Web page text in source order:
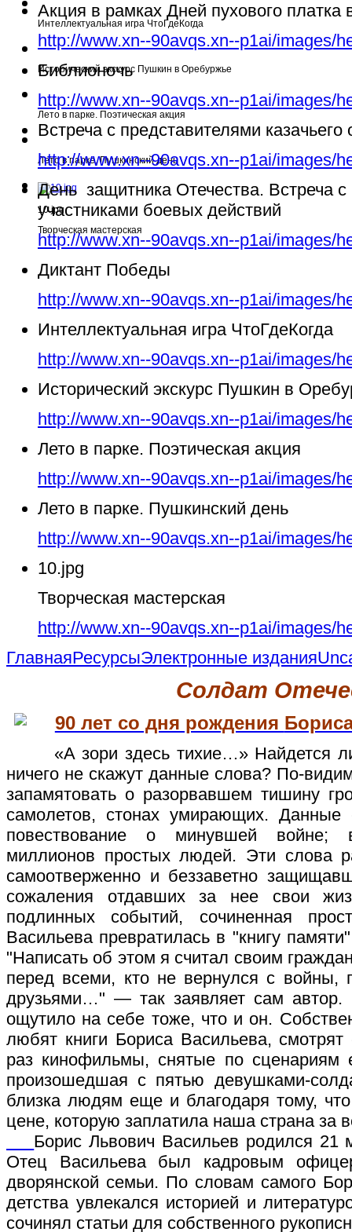
Интеллектуальная игра ЧтоГдеКогда
Исторический экскурс Пушкин в Оребуржье
Лето в парке. Поэтическая акция
Лето в парке. Пушкинский день
10.jpg
Творческая мастерская
Акция в рамках Дней пухового платка
http://www.xn--90avqs.xn--p1ai/images/
Библионочь
http://www.xn--90avqs.xn--p1ai/images/
Встреча с представителями
http://www.xn--90avqs.xn--p1ai/images/
День защитника Отечества. Встреча
участниками боевых действий
http://www.xn--90avqs.xn--p1ai/images/
Диктант Победы
http://www.xn--90avqs.xn--p1ai/images/
Интеллектуальная игра ЧтоГдеКогда
http://www.xn--90avqs.xn--p1ai/images/
Исторический экскурс Пушкин в
http://www.xn--90avqs.xn--p1ai/images/
Лето в парке. Поэтическая акция
http://www.xn--90avqs.xn--p1ai/images/
Лето в парке. Пушкинский день
http://www.xn--90avqs.xn--p1ai/images/
10.jpg
Творческая мастерская
http://www.xn--90avqs.xn--p1ai/images/
ГлавнаяРесурсыЭлектронные издания
Солдат
90 лет со дня рождения
«А зори здесь тихие…» Найдется ли
ничего не скажут данные слова? По-
запамятовать о разорвавшем тишину
самолетов, стонах умирающих.
повествование о минувшей войне;
миллионов простых людей. Эти слова
самоотверженно и беззаветно
сожаления отдавших за нее свои
подлинных событий, сочиненная
Васильева превратилась в "книгу
"Написать об этом я считал своим
перед всеми, кто не вернулся с
друзьями…" — так заявляет сам
ощутило на себе тоже, что и он.
любят книги Бориса Васильева,
раз кинофильмы, снятые по сценариям
произошедшая с пятью девушками-
близка людям еще и благодаря тому,
цене, которую заплатила наша страна за
Борис Львович Васильев родился 21
Отец Васильева был кадровым
дворянской семьи. По словам самого
детства увлекался историей и
сочинял статьи для собственного